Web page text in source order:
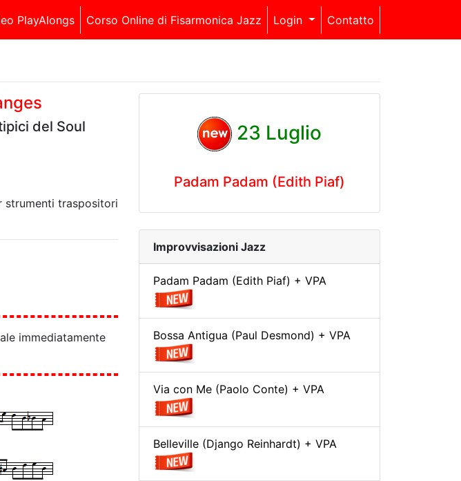
PlayAlongs Corso Online di Fisarmonica Jazz Login Contatto
del Soul
strumenti traspositori
immediatamente
23 Luglio
Padam Padam (Edith Piaf)
Improvvisazioni Jazz
Padam Padam (Edith Piaf) + VPA
Bossa Antigua (Paul Desmond) + VPA
Via con Me (Paolo Conte) + VPA
Belleville (Django Reinhardt) + VPA